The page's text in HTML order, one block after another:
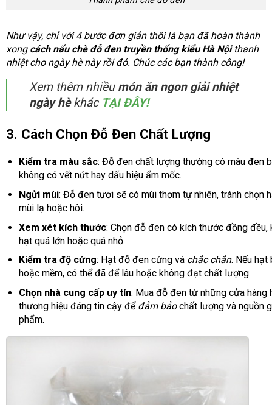
Như vậy, chỉ với 4 bước đơn giản thôi là bạn đã hoàn thành
xong cách nấu chè đỗ đen truyền thống kiểu Hà Nộithanh
nhiệt cho ngày hè này rồi đó. Chúc các bạn thành công!
Xem thêm nhiều món ăn ngon giải nhiệt
ngày hèkhác TẠI ĐÂY!
3. Cách Chọn Đỗ Đen Chất Lượng
Kiểm tra màu sắc: Đỗ đen chất lượng thường có màu đen
không có vết nứt hay dấu hiệu ẩm mốc.
Ngửi mùi: Đỗ đen tươi sẽ có mùi thơm tự nhiên, tránh chọn
mùi lạ hoặc hôi.
Xem xét kích thước: Chọn đỗ đen có kích thước đồng đều,
hạt quá lớn hoặc quá nhỏ.
Kiểm tra độ cứng: Hạt đỗ đen cứng và chắc chắn. Nếu hạt
hoặc mềm, có thể đã để lâu hoặc không đạt chất lượng.
Chọn nhà cung cấp uy tín: Mua đỗ đen từ những cửa hàng
thương hiệu đáng tin cậy đểđảm bảochất lượng và nguồn
phẩm.